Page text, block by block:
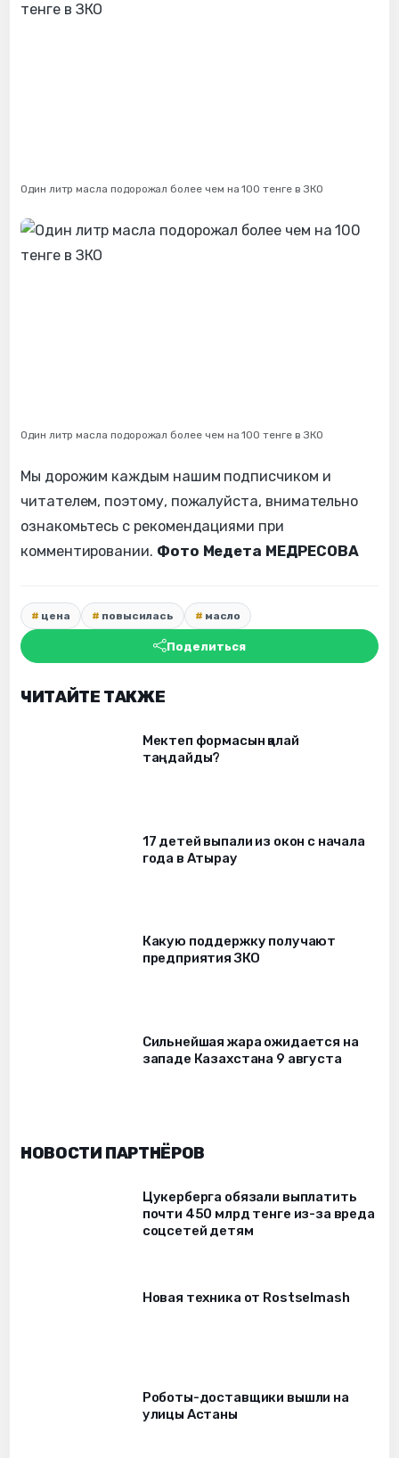
Один литр масла подорожал более чем на 100 тенге в ЗКО
Один литр масла подорожал более чем на 100 тенге в ЗКО
Мы дорожим каждым нашим подписчиком и
читателем, поэтому, пожалуйста, внимательно
ознакомьтесь с рекомендациями при
комментировании. Фото Медета МЕДРЕСОВА
цена повысилась масло
Поделиться
ЧИТАЙТЕ ТАКЖЕ
Мектеп формасын қалай
таңдайды?
17 детей выпали из окон c начала
года в Атырау
Какую поддержку получают
предприятия ЗКО
Сильнейшая жара ожидается на
западе Казахстана 9 августа
НОВОСТИ ПАРТНЁРОВ
Цукерберга обязали выплатить
почти 450 млрд тенге из-за вреда
соцсетей детям
Новая техника от Rostselmash
Роботы-доставщики вышли на
улицы Астаны